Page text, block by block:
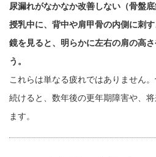
尿漏れがなかなか改善しない（骨盤底
授乳中に、背中や肩甲骨の内側に刺す
鏡を見ると、明らかに左右の肩の高
う。
これらは単なる疲れではありません
続けると、数年後の更年期障害や、
ます。